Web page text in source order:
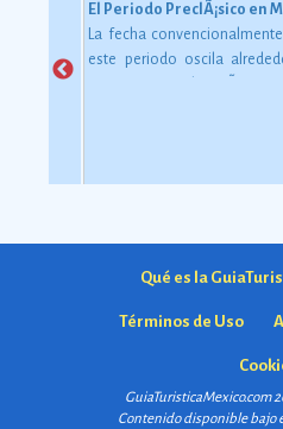
El Periodo PreclÃ¡sico en
La fecha
este periodo oscila
Qué es la
Términos de Uso
GuiaTuristicaMexico.com
Contenido disponible bajo